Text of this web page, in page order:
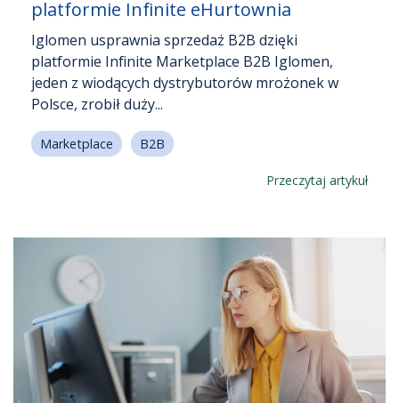
platformie Infinite eHurtownia
Iglomen usprawnia sprzedaż B2B dzięki
platformie Infinite Marketplace B2B Iglomen,
jeden z wiodących dystrybutorów mrożonek w
Polsce, zrobił duży...
Marketplace B2B
Przeczytaj artykuł